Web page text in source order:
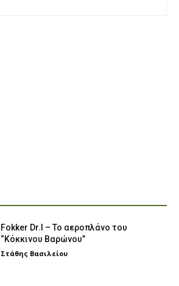
Fokker Dr.I – To αεροπλάνο του
“Κόκκινου Βαρώνου”
Στάθης Βασιλείου